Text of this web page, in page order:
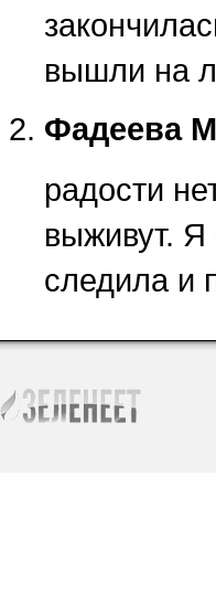
вышли на
Фадеева
радости
выживут. Я
следила и